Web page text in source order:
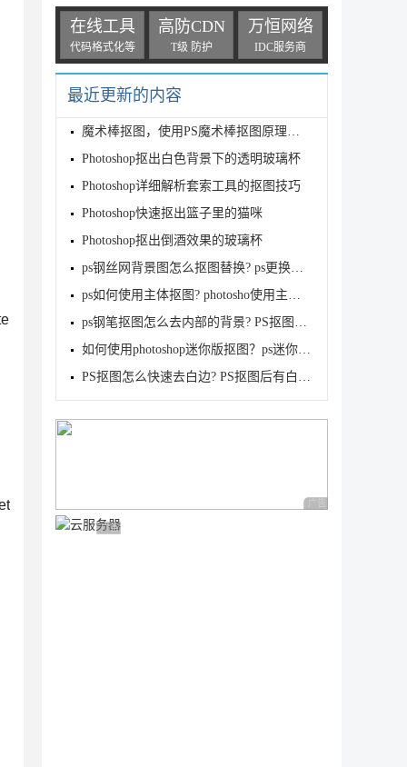
在线工具
代码格式化等
高防CDN
T级 防护
万恒网络
IDC服务商
最近更新的内容
魔术棒抠图，使用PS魔术棒抠图原理讲解
Photoshop抠出白色背景下的透明玻璃杯
Photoshop详细解析套索工具的抠图技巧
Photoshop快速抠出篮子里的猫咪
Photoshop抠出倒酒效果的玻璃杯
ps钢丝网背景图怎么抠图替换? ps更换铁丝网里面的图片
ps如何使用主体抠图? photosho使用主体抠图功能的教程
ps钢笔抠图怎么去内部的背景? PS抠图去除内部像素的技
如何使用photoshop迷你版抠图？ps迷你版使用图文教程
PS抠图怎么快速去白边? PS抠图后有白边的解决办法
广告 商业广告，理性
广告 商业广告，理性选择